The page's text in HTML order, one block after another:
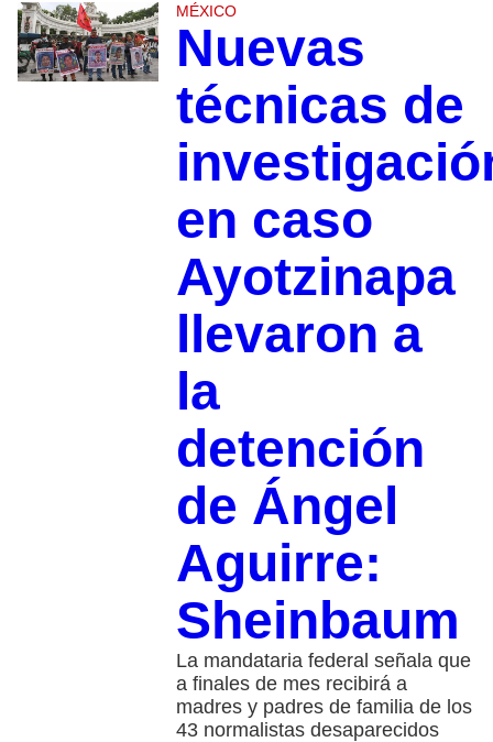
MÉXICO
Nuevas
técnicas de
en caso
Ayotzinapa
llevaron a
la
detención
de Ángel
Aguirre:
Sheinbaum
La mandataria federal señala que
a finales de mes recibirá a
madres y padres de familia de los
43 normalistas desaparecidos